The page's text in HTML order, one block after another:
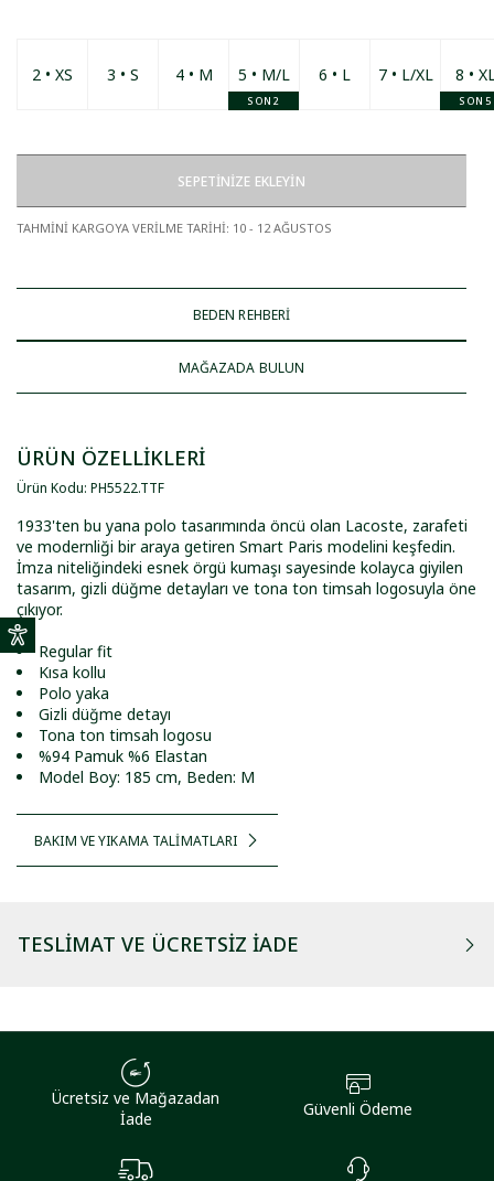
2 • XS 3 • S 4 • M 5 • M/L
SON 2
6 • L 7 • L/XL 8 •
SON 5
SEPETİNİZE EKLEYİN
TAHMİNİ KARGOYA VERİLME TARİHİ: 10 - 12 AĞUSTOS
BEDEN REHBERİ
MAĞAZADA BULUN
ÜRÜN ÖZELLİKLERİ
Ürün Kodu: PH5522.TTF
1933'ten bu yana polo tasarımında öncü olan Lacoste, zarafeti
ve modernliği bir araya getiren Smart Paris modelini keşfedin.
İmza niteliğindeki esnek örgü kumaşı sayesinde kolayca giyilen
tasarım, gizli düğme detayları ve tona ton timsah logosuyla öne
çıkıyor.
Regular fit
Kısa kollu
Polo yaka
Gizli düğme detayı
Tona ton timsah logosu
%94 Pamuk %6 Elastan
Model Boy: 185 cm, Beden: M
BAKIM VE YIKAMA TALİMATLARI
TESLIMAT VE ÜCRETSIZ İADE
Ücretsiz ve Mağazadan
İade
Güvenli Ödeme